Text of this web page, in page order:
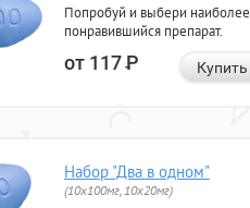
Попробуй и выбери наиболее
понравившийся препарат.
от 117Р Купить
Набор "Два в одном"
(10x100мг, 10x20мг)